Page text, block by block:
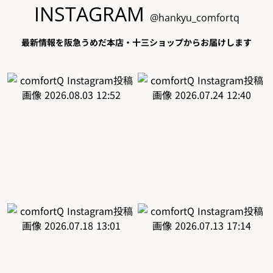
INSTAGRAM @hankyu_comfortq
最新情報を阪急うめだ本店・十三ショップからお届けします